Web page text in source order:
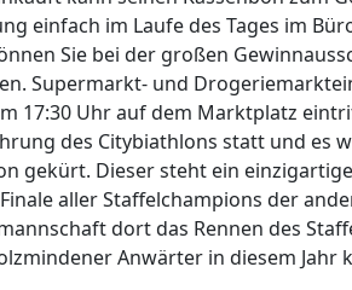
einfach im Laufe des Tages im
Sie bei der großen
Supermarkt- und
17:30 Uhr auf dem Marktplatz
des Citybiathlons statt und es
gekürt. Dieser steht ein
aller Staffelchampions der
dort das Rennen des
Anwärter in diesem Jahr